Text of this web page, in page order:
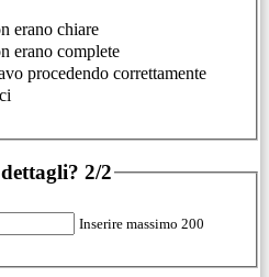
erano chiare
erano complete
procedendo correttamente
2/2
Inserire massimo 200